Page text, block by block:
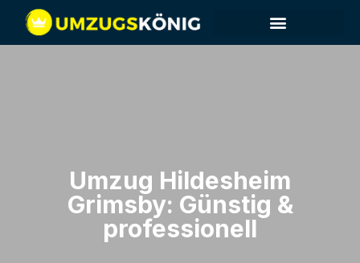
Umzug Hildesheim​
Grimsby: Günstig &
professionell​